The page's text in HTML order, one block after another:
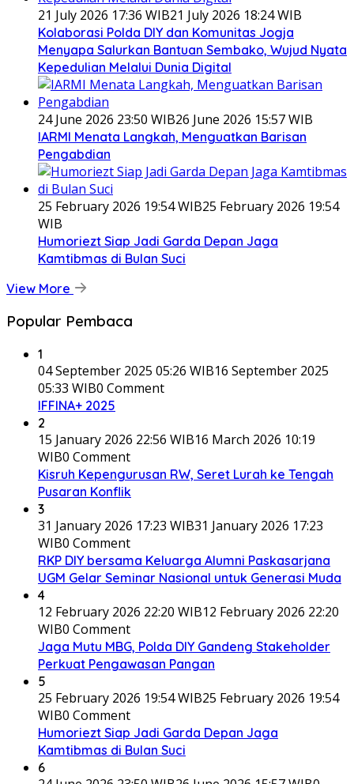
21 July 2026 17:36 WIB21 July 2026 18:24 WIB
Kolaborasi Polda DIY dan Komunitas Jogja
Menyapa Salurkan Bantuan Sembako, Wujud Nyata
Kepedulian Melalui Dunia Digital
24 June 2026 23:50 WIB26 June 2026 15:57 WIB
IARMI Menata Langkah, Menguatkan Barisan
Pengabdian
25 February 2026 19:54 WIB25 February 2026 19:54
WIB
Humoriezt Siap Jadi Garda Depan Jaga
Kamtibmas di Bulan Suci
View More
Popular Pembaca
1
04 September 2025 05:26 WIB16 September 2025
05:33 WIB0 Comment
IFFINA+ 2025
2
15 January 2026 22:56 WIB16 March 2026 10:19
WIB0 Comment
Kisruh Kepengurusan RW, Seret Lurah ke Tengah
Pusaran Konflik
3
31 January 2026 17:23 WIB31 January 2026 17:23
WIB0 Comment
RKP DIY bersama Keluarga Alumni Paskasarjana
UGM Gelar Seminar Nasional untuk Generasi Muda
4
12 February 2026 22:20 WIB12 February 2026 22:20
WIB0 Comment
Jaga Mutu MBG, Polda DIY Gandeng Stakeholder
Perkuat Pengawasan Pangan
5
25 February 2026 19:54 WIB25 February 2026 19:54
WIB0 Comment
Humoriezt Siap Jadi Garda Depan Jaga
Kamtibmas di Bulan Suci
6